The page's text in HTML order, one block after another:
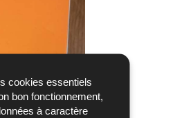
cookies essentiels
bon fonctionnement,
à caractère